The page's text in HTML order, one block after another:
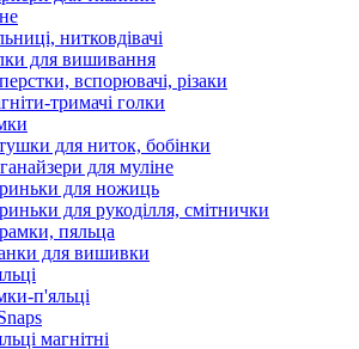
нитковдівачі
для вишивання
вспорювачі, різаки
тримачі голки
для ниток, бобінки
для муліне
для ножиць
для рукоділля, смітнички
пяльца
для вишивки
п'яльці
магнітні